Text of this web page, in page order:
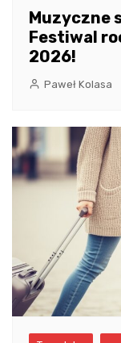
Muzyczne
Festiwal
2026!
Paweł Kolasa